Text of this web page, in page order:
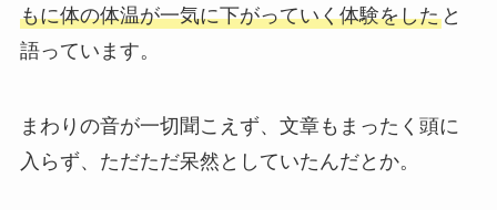
もに体の体温が一気に下がっていく体験をしたと
語っています。
まわりの音が一切聞こえず、文章もまったく頭に
入らず、ただただ呆然としていたんだとか。